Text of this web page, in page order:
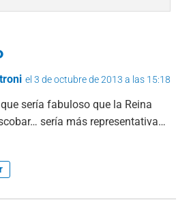
el 3 de octubre de 2013 a las 15:18
sería fabuloso que la Reina
sería más representativa…